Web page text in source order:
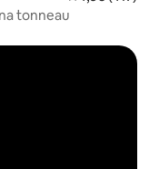
tonneau